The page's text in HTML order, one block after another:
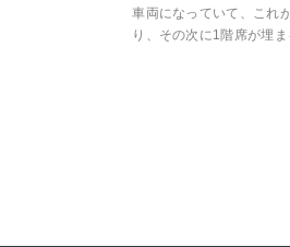
車両になっていて、これ
り、その次に1階席が埋